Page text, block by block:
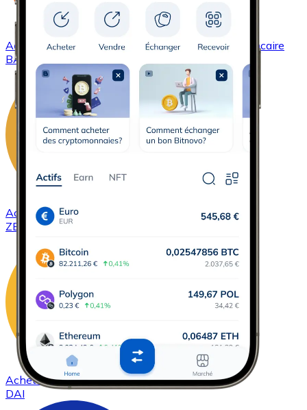
AcheterBasic Attention Tokenavec virement bancaire
BAT
AcheterZCash
avec virement bancaire
ZEC
AcheterDAIavec virement bancaire
DAI